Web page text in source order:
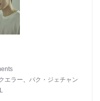
エラー、 パク・ジェチャン